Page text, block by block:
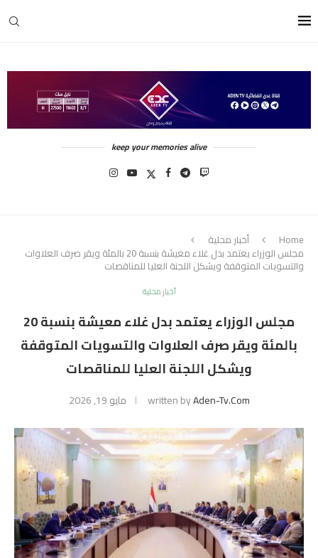
keep your memories alive
Home أخبار محلية
مجلس الوزراء يعتمد بدل غلاء معيشة بنسبة 20 بالمئة ويقر صرف العلاوات
والتسويات المتوقفة ويشكل اللجنة العليا للمناقصات
أخبار محلية
مجلس الوزراء يعتمد بدل غلاء معيشة بنسبة 20
بالمئة ويقر صرف العلاوات والتسويات المتوقفة
ويشكل اللجنة العليا للمناقصات
written byAden-Tv.com مايو 19, 2026